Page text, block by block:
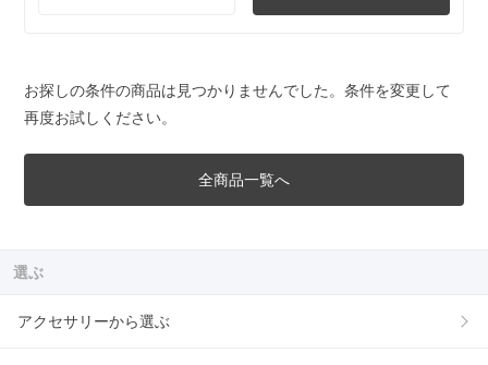
お探しの条件の商品は見つかりませんでした。条件を変更して
再度お試しください。
全商品一覧へ
選ぶ
アクセサリーから選ぶ